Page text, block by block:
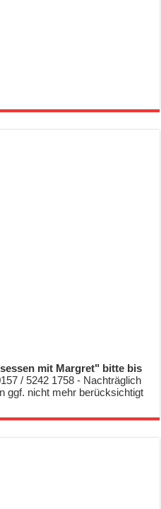
mit Margret" bitte bis
/ 5242 1758 - Nachträglich
ggf. nicht mehr berücksichtigt